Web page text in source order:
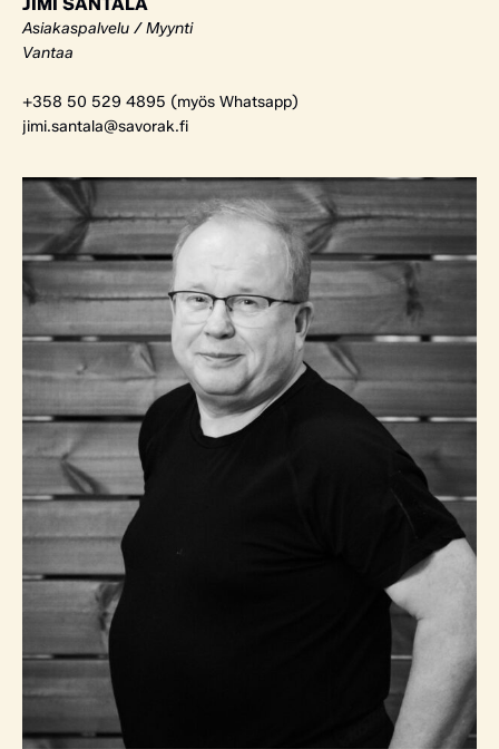
JIMI SANTALA
Asiakaspalvelu / Myynti
Vantaa
+358 50 529 4895 (myös Whatsapp)
jimi.santala@savorak.fi